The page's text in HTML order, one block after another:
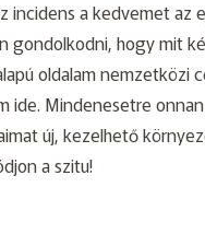
incidens a kedvemet az
gondolkodni, hogy mit
oldalam
ide. Mindenesetre
új, kezelhető
a szitu!